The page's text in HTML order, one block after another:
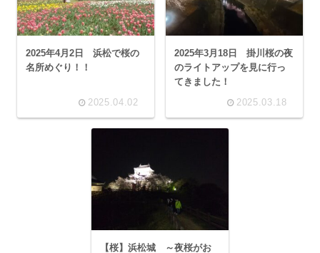
2025年4月2日 浜松で桜の
名所めぐり！！
2025.04.02
2025年3月18日 掛川桜の夜
のライトアップを見に行っ
てきました！
2025.03.18
【桜】浜松城 ～夜桜がお